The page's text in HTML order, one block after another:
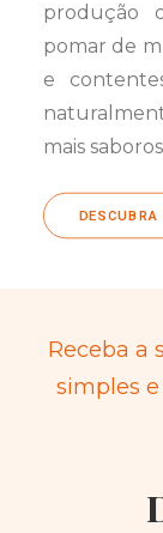
produção
pomar de
e
mais
Receba a
simples